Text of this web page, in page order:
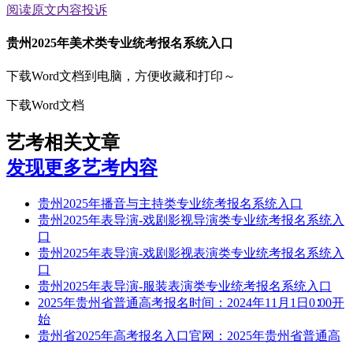
阅读原文内容投诉
贵州2025年美术类专业统考报名系统入口
下载Word文档到电脑，方便收藏和打印～
下载Word文档
艺考相关文章
发现更多艺考内容
贵州2025年播音与主持类专业统考报名系统入口
贵州2025年表导演-戏剧影视导演类专业统考报名系统入
口
贵州2025年表导演-戏剧影视表演类专业统考报名系统入
口
贵州2025年表导演-服装表演类专业统考报名系统入口
2025年贵州省普通高考报名时间：2024年11月1日0∶00开
始
贵州省2025年高考报名入口官网：2025年贵州省普通高